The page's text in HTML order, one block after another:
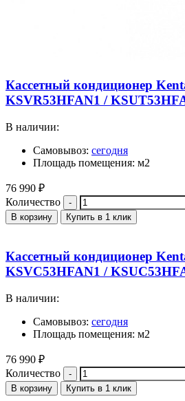
Кассетный кондиционер
KSVR53HFAN1 /
В наличии:
Самовывоз: сегодня
Площадь помещения: м2
76 990 ₽
Количество
В корзину Купить в 1 клик
Кассетный кондиционер
KSVC53HFAN1 /
В наличии:
Самовывоз: сегодня
Площадь помещения: м2
76 990 ₽
Количество
В корзину Купить в 1 клик